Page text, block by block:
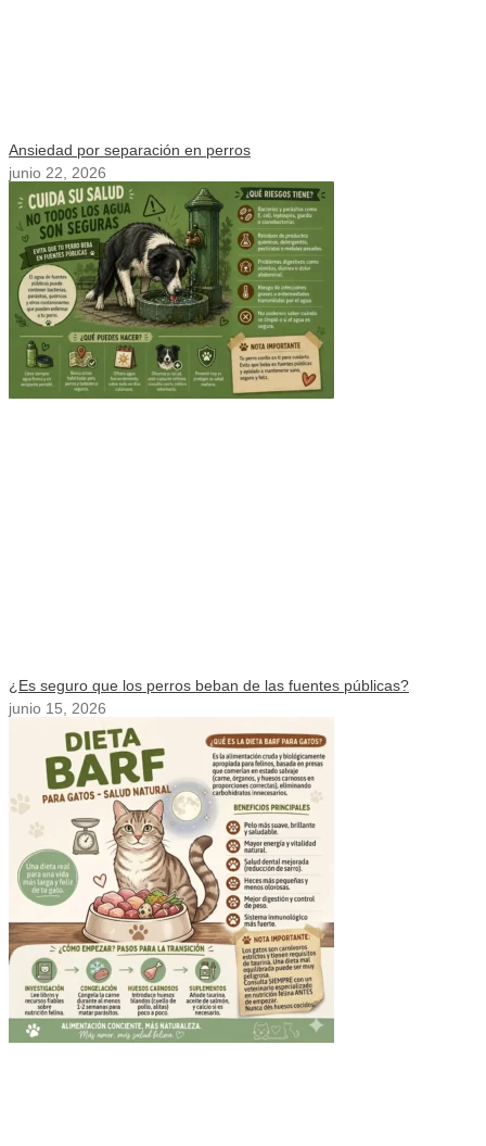
Ansiedad por separación en perros
junio 22, 2026
¿Es seguro que los perros beban de las fuentes públicas?
junio 15, 2026